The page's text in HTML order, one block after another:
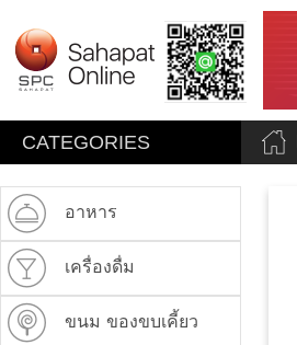
CATEGORIES
อาหาร
เครื่องดื่ม
ขนม ของขบเคี้ยว